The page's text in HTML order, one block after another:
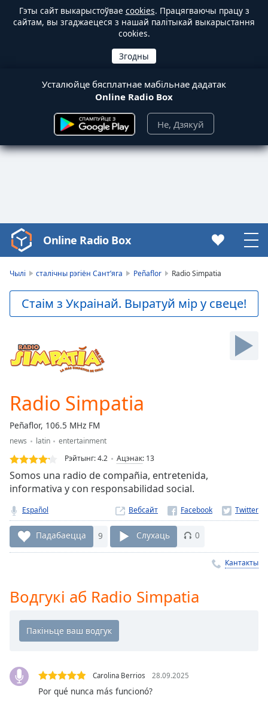
Гэты сайт выкарыстоўвае cookies. Працягваючы працу з
сайтам, вы згаджаецеся з нашай палітыкай выкарыстання
cookies.
Усталюйце бясплатнае мабільнае дадатак
Online Radio Box
Не, Дзякуй
Video
Player
Video
Backward
Skip
Forward
Current
Time0:00
Duration
Loaded
0.00%
Stream
TypeLIVE
live,
currently
behind
LIVE
Remaining
Rate
Chapters
Descriptions
Online Radio Box
Чылі сталічны рэгіён Сант’яга Peñaflor Radio Simpatia
Стаім з Украінай. Выратуй мір у свеце!
Radio Simpatia
Peñaflor, 106.5 MHz FM
news latin
entertainment
Рэйтынг:4.2 Ацэнак: 13
Somos una radio de compañia, entretenida,
informativa y con responsabilidad social.
Español Вебсайт
Падабаецца 9 Слухаць 0
Кантакты
Водгукі аб Radio Simpatia
Carolina Berrios 28.09.2025
Por qué nunca más funcionó?